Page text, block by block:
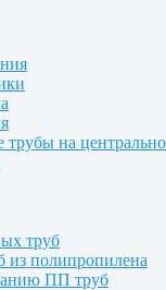
на
труб
из полипропилена
ПП труб